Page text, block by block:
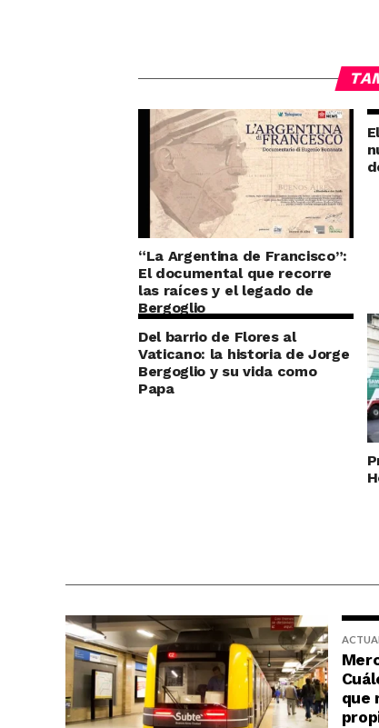
“La Argentina de Francisco”:
El documental que recorre
las raíces y el legado de
Bergoglio
Del barrio de Flores al
Vaticano: la historia de Jorge
Bergoglio y su vida como
Papa
que